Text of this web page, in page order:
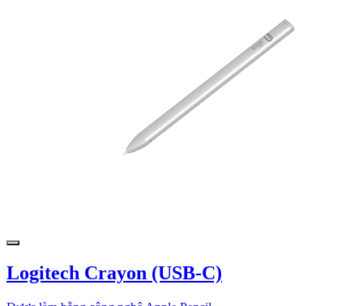
Logitech Crayon (USB-C)